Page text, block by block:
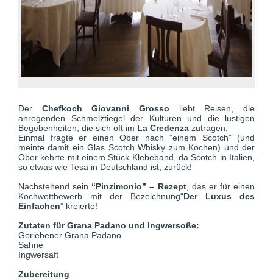
Der Chefkoch Giovanni Grosso liebt Reisen, die
anregenden Schmelztiegel der Kulturen und die lustigen
Begebenheiten, die sich oft im La Credenza zutragen:
Einmal fragte er einen Ober nach “einem Scotch” (und
meinte damit ein Glas Scotch Whisky zum Kochen) und der
Ober kehrte mit einem Stück Klebeband, da Scotch in Italien,
so etwas wie Tesa in Deutschland ist, zurück!
Nachstehend sein “Pinzimonio” – Rezept, das er für einen
Kochwettbewerb mit der Bezeichnung“Der Luxus des
Einfachen” kreierte!
Zutaten für Grana Padano und Ingwersoße:
Geriebener Grana Padano
Sahne
Ingwersaft
Zubereitung